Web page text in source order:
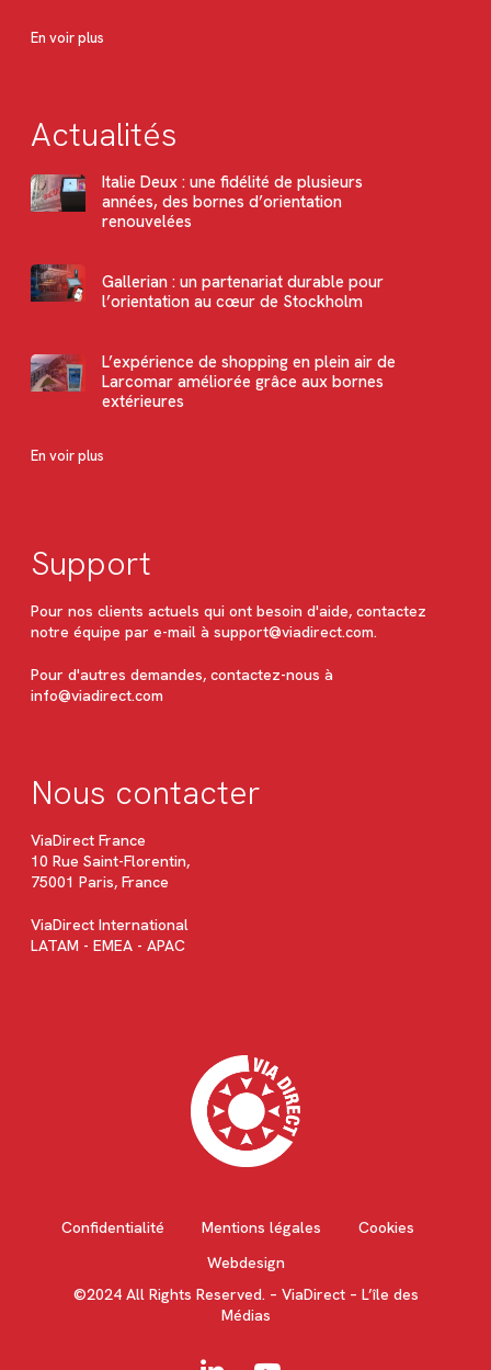
En voir plus
Actualités
Italie Deux : une fidélité de plusieurs
années, des bornes d’orientation
renouvelées
Gallerian : un partenariat durable pour
l’orientation au cœur de Stockholm
L’expérience de shopping en plein air de
Larcomar améliorée grâce aux bornes
extérieures
En voir plus
Support
Pour nos clients actuels qui ont besoin d'aide, contactez
notre équipe par e-mail à support@viadirect.com.
Pour d'autres demandes, contactez-nous à
info@viadirect.com
Nous contacter
ViaDirect France
10 Rue Saint-Florentin,
75001 Paris, France
ViaDirect International
LATAM - EMEA - APAC
Confidentialité Mentions légales
Cookies
Webdesign
©2024 All Rights Reserved. – ViaDirect – L’île des
Médias